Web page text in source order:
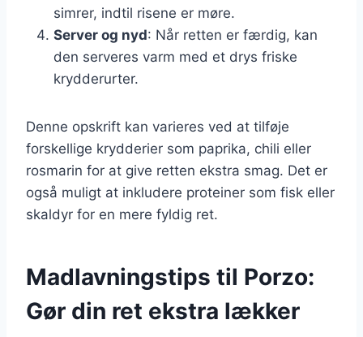
simrer, indtil risene er møre.
Server og nyd: Når retten er færdig, kan
den serveres varm med et drys friske
krydderurter.
Denne opskrift kan varieres ved at tilføje
forskellige krydderier som paprika, chili eller
rosmarin for at give retten ekstra smag. Det er
også muligt at inkludere proteiner som fisk eller
skaldyr for en mere fyldig ret.
Madlavningstips til Porzo:
Gør din ret ekstra lækker